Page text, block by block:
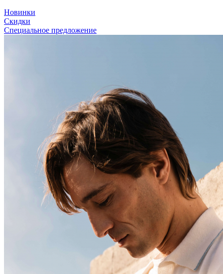
Новинки
Скидки
Специальное предложение